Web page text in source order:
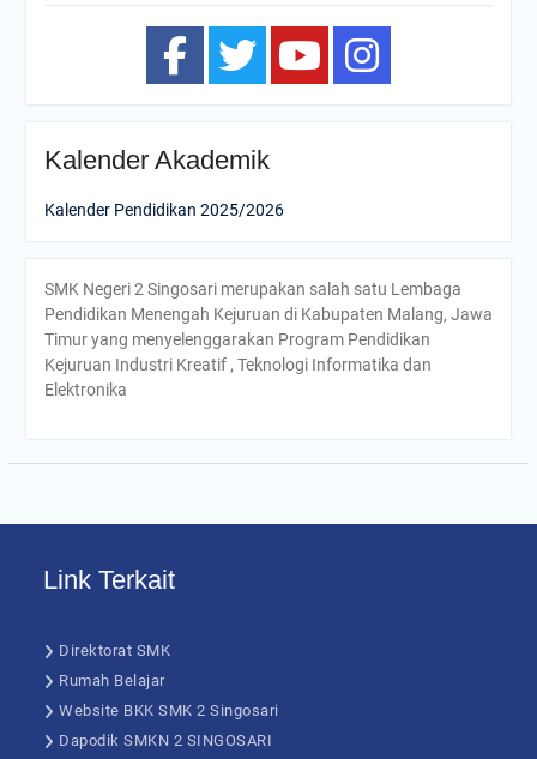
Kalender Akademik
Kalender Pendidikan 2025/2026
SMK Negeri 2 Singosari merupakan salah satu Lembaga
Pendidikan Menengah Kejuruan di Kabupaten Malang, Jawa
Timur yang menyelenggarakan Program Pendidikan
Kejuruan Industri Kreatif , Teknologi Informatika dan
Elektronika
Link Terkait
Direktorat SMK
Rumah Belajar
Website BKK SMK 2 Singosari
Dapodik SMKN 2 SINGOSARI